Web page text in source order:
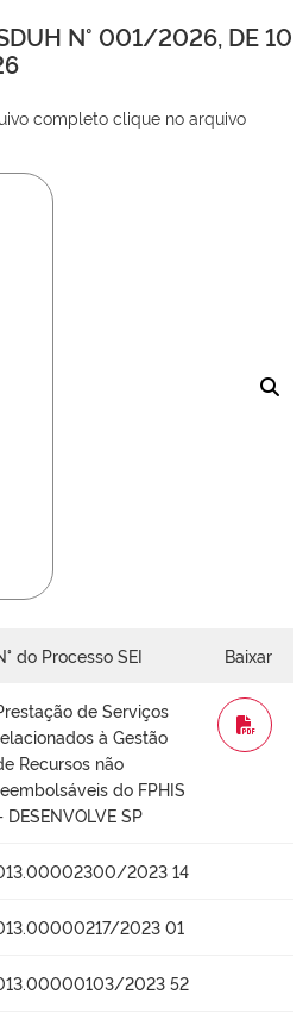
N° 001/2026, DE 10
completo clique no arquivo
do Processo SEI Baixar
de Serviços
à Gestão
Recursos não
do FPHIS
DESENVOLVE SP
WORD
2023 14
2023 01
2023 52